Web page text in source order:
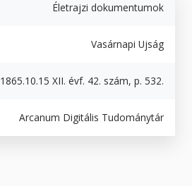
Életrajzi dokumentumok
Vasárnapi Ujság
1865.10.15 XII. évf. 42. szám, p. 532.
Arcanum Digitális Tudománytár